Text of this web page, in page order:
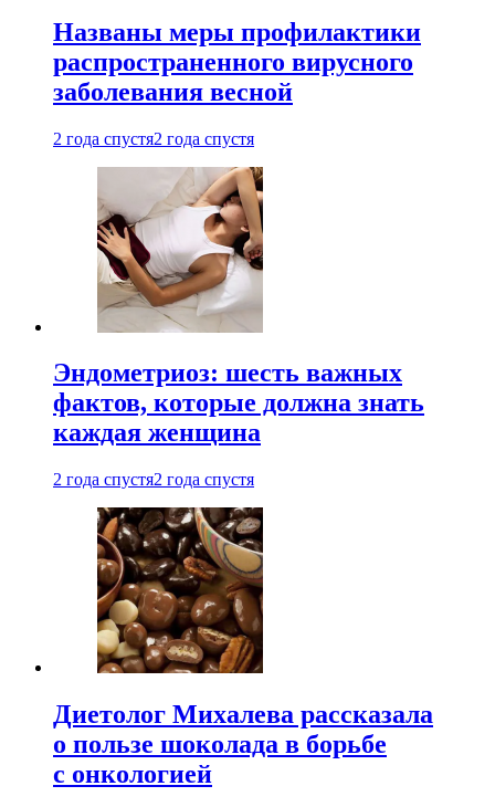
Названы меры профилактики
распространенного вирусного
заболевания весной
2 года спустя2 года спустя
Эндометриоз: шесть важных
фактов, которые должна знать
каждая женщина
2 года спустя2 года спустя
Диетолог Михалева рассказала
о пользе шоколада в борьбе
с онкологией